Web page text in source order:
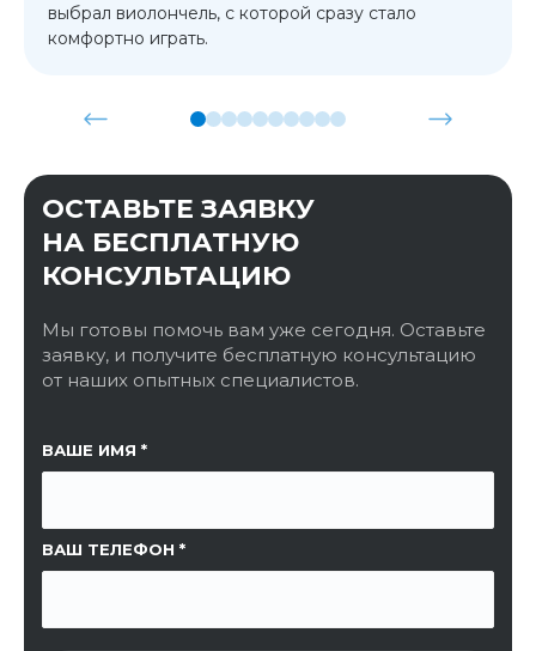
выбрал виолончель, с которой сразу стало
комфортно играть.
ОСТАВЬТЕ ЗАЯВКУ
НА БЕСПЛАТНУЮ
КОНСУЛЬТАЦИЮ
Мы готовы помочь вам уже сегодня. Оставьте
заявку, и получите бесплатную консультацию
от наших опытных специалистов.
ВАШЕ ИМЯ
ВАШ ТЕЛЕФОН
ССЫЛКА НА СТРАНИЦУ